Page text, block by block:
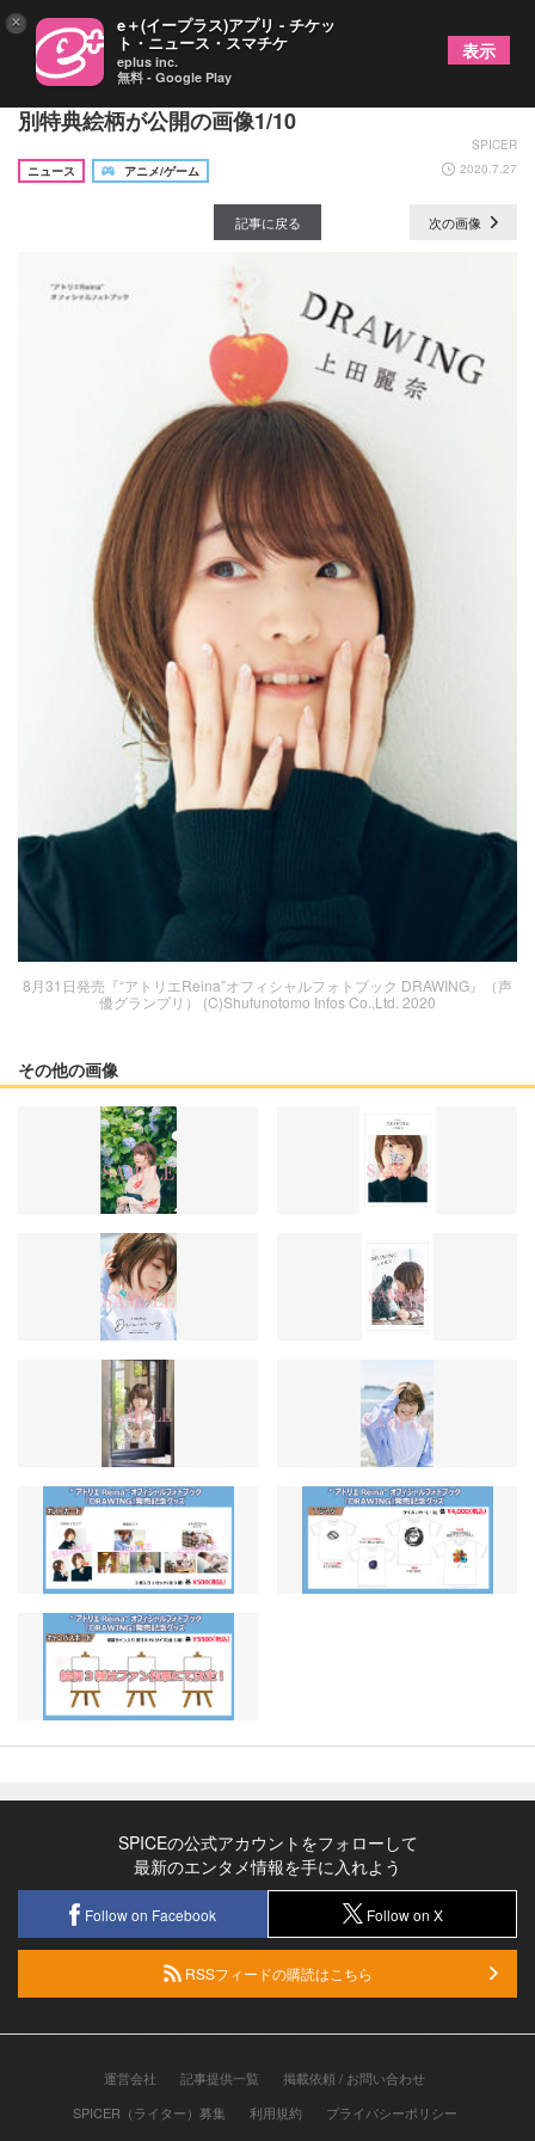
上田麗奈フォトブック『DRAWING』 の表紙＆法人
別特典絵柄が公開の画像1/10
SPICER
ニュース
アニメ/ゲーム 2020.7.27
記事に戻る 次の画像
8月31日発売『“アトリエReina”オフィシャルフォトブック DRAWING』（声
優グランプリ） (C)Shufunotomo Infos Co.,Ltd. 2020
その他の画像
SPICEの公式アカウントをフォローして
最新のエンタメ情報を手に入れよう
Follow on Facebook Follow on X
RSSフィードの購読はこちら
運営会社 記事提供一覧
掲載依頼 / お問い合わせ
SPICER（ライター）募集
利用規約 プライバシーポリシー
× e＋(イープラス)アプリ - チケッ
ト・ニュース・スマチケ
eplus inc.
無料 - Google Play
表示